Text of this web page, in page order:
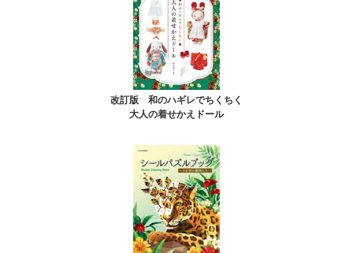
改訂版 和のハギレでちくちく
大人の着せかえドール